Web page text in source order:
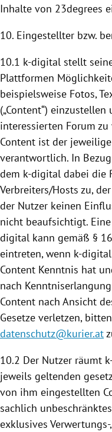
Inhalte von 23degrees
10. Eingestellter bzw.
10.1 k-digital stellt
Plattformen
beispielsweise Fotos,
(„Content“)
interessierten Forum
Content ist der
verantwortlich. In
dem k-digital dabei die
Verbreiters/Hosts zu,
der Nutzer keinen
nicht beaufsichtigt.
digital kann gemäß §
eintreten, wenn k-
Content Kenntnis hat
nach
Content nach Ansicht
Gesetze verletzen,
datenschutz@kurier.at
10.2 Der Nutzer räumt
jeweils geltenden
von ihm eingestellten
sachlich
exklusives